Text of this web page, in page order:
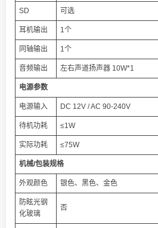
SD 可选
耳机输出 1个
同轴输出 1个
音频输出 左右声道扬声器 10W*1
电源参数
电源输入 DC 12V / AC 90-240V
待机功耗 ≤1W
实际功耗 ≤75W
机械/包装规格
外观颜色 银色、黑色、金色
防眩光钢
化玻璃
否